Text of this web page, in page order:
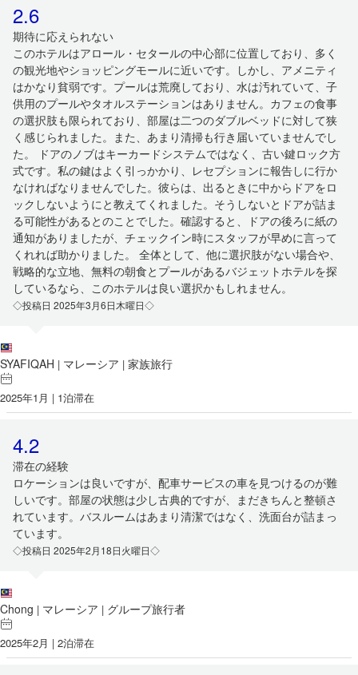
2.6
期待に応えられない
このホテルはアロール・セタールの中心部に位置しており、多く
の観光地やショッピングモールに近いです。しかし、アメニティ
はかなり貧弱です。プールは荒廃しており、水は汚れていて、子
供用のプールやタオルステーションはありません。カフェの食事
の選択肢も限られており、部屋は二つのダブルベッドに対して狭
く感じられました。また、あまり清掃も行き届いていませんでし
た。 ドアのノブはキーカードシステムではなく、古い鍵ロック方
式です。私の鍵はよく引っかかり、レセプションに報告しに行か
なければなりませんでした。彼らは、出るときに中からドアをロ
ックしないようにと教えてくれました。そうしないとドアが詰ま
る可能性があるとのことでした。確認すると、ドアの後ろに紙の
通知がありましたが、チェックイン時にスタッフが早めに言って
くれれば助かりました。 全体として、他に選択肢がない場合や、
戦略的な立地、無料の朝食とプールがあるバジェットホテルを探
しているなら、このホテルは良い選択かもしれません。
◇投稿日 2025年3月6日木曜日◇
SYAFIQAH | マレーシア | 家族旅行
2025年1月 | 1泊滞在
4.2
滞在の経験
ロケーションは良いですが、配車サービスの車を見つけるのが難
しいです。部屋の状態は少し古典的ですが、まだきちんと整頓さ
れています。バスルームはあまり清潔ではなく、洗面台が詰まっ
ています。
◇投稿日 2025年2月18日火曜日◇
Chong | マレーシア | グループ旅行者
2025年2月 | 2泊滞在